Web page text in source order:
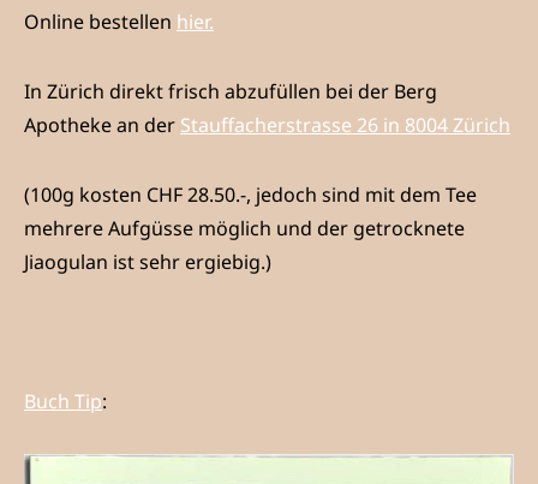
Online bestellen hier.
In Zürich direkt frisch abzufüllen bei der Berg
Apotheke an der Stauffacherstrasse 26 in 8004 Zürich
(100g kosten CHF 28.50.-, jedoch sind mit dem Tee
mehrere Aufgüsse möglich und der getrocknete
Jiaogulan ist sehr ergiebig.)
Buch Tip: